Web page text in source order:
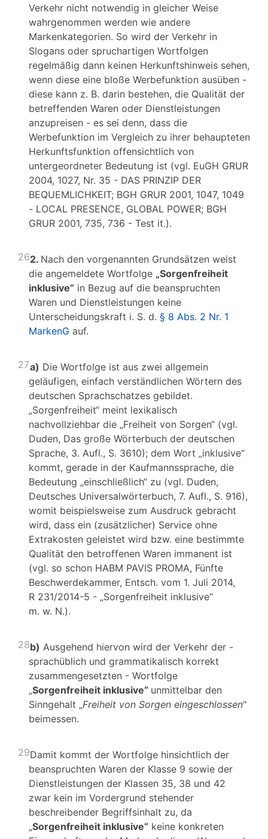
Verkehr nicht notwendig in gleicher Weise
wahrgenommen werden wie andere
Markenkategorien. So wird der Verkehr in
Slogans oder spruchartigen Wortfolgen
regelmäßig dann keinen Herkunftshinweis sehen,
wenn diese eine bloße Werbefunktion ausüben -
diese kann z. B. darin bestehen, die Qualität der
betreffenden Waren oder Dienstleistungen
anzupreisen - es sei denn, dass die
Werbefunktion im Vergleich zu ihrer behaupteten
Herkunftsfunktion offensichtlich von
untergeordneter Bedeutung ist (vgl. EuGH GRUR
2004, 1027, Nr. 35 - DAS PRINZIP DER
BEQUEMLICHKEIT; BGH GRUR 2001, 1047, 1049
- LOCAL PRESENCE, GLOBAL POWER; BGH
GRUR 2001, 735, 736 - Test it.).
262. Nach den vorgenannten Grundsätzen weist
die angemeldete Wortfolge „Sorgenfreiheit
inklusive“ in Bezug auf die beanspruchten
Waren und Dienstleistungen keine
Unterscheidungskraft i. S. d. § 8 Abs. 2 Nr. 1
MarkenG auf.
27a) Die Wortfolge ist aus zwei allgemein
geläufigen, einfach verständlichen Wörtern des
deutschen Sprachschatzes gebildet.
„Sorgenfreiheit“ meint lexikalisch
nachvollziehbar die „Freiheit von Sorgen“ (vgl.
Duden, Das große Wörterbuch der deutschen
Sprache, 3. Aufl., S. 3610); dem Wort „inklusive“
kommt, gerade in der Kaufmannssprache, die
Bedeutung „einschließlich“ zu (vgl. Duden,
Deutsches Universalwörterbuch, 7. Aufl., S. 916),
womit beispielsweise zum Ausdruck gebracht
wird, dass ein (zusätzlicher) Service ohne
Extrakosten geleistet wird bzw. eine bestimmte
Qualität den betroffenen Waren immanent ist
(vgl. so schon HABM PAVIS PROMA, Fünfte
Beschwerdekammer, Entsch. vom 1. Juli 2014,
R 231/2014-5 - „Sorgenfreiheit inklusive“
m. w. N.).
28b) Ausgehend hiervon wird der Verkehr der -
sprachüblich und grammatikalisch korrekt
zusammengesetzten - Wortfolge
„Sorgenfreiheit inklusive“ unmittelbar den
Sinngehalt „Freiheit von Sorgen eingeschlossen"
beimessen.
29Damit kommt der Wortfolge hinsichtlich der
beanspruchten Waren der Klasse 9 sowie der
Dienstleistungen der Klassen 35, 38 und 42
zwar kein im Vordergrund stehender
beschreibender Begriffsinhalt zu, da
„Sorgenfreiheit inklusive“ keine konkreten